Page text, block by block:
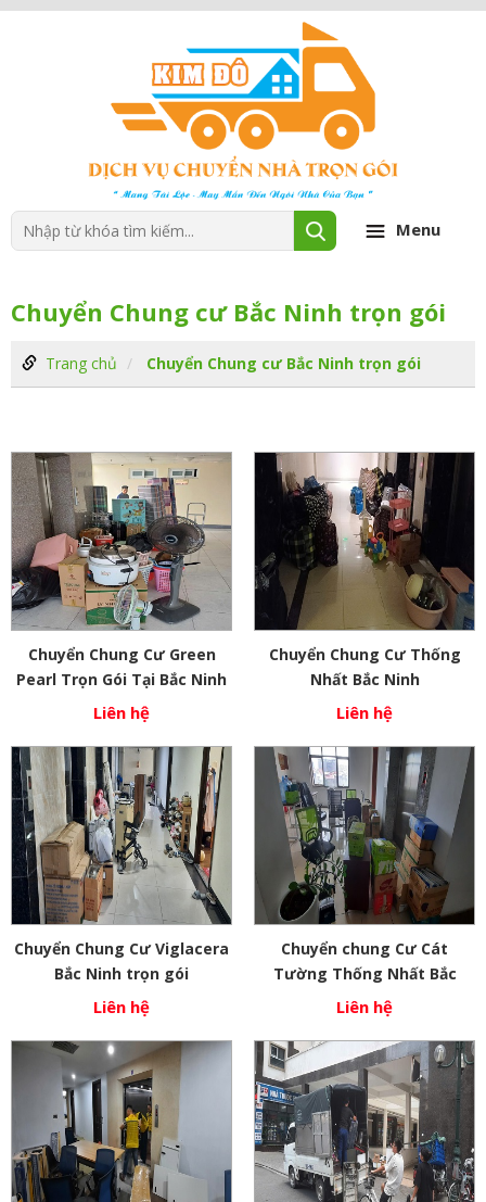
Menu
Chuyển Chung cư Bắc Ninh trọn gói
Trang chủ Chuyển Chung cư Bắc Ninh trọn gói
Chuyển Chung Cư Green
Pearl Trọn Gói Tại Bắc Ninh
Liên hệ
Chuyển Chung Cư Thống
Nhất Bắc Ninh
Liên hệ
Chuyển Chung Cư Viglacera
Bắc Ninh trọn gói
Liên hệ
Chuyển chung Cư Cát
Tường Thống Nhất Bắc
Ninh
Liên hệ